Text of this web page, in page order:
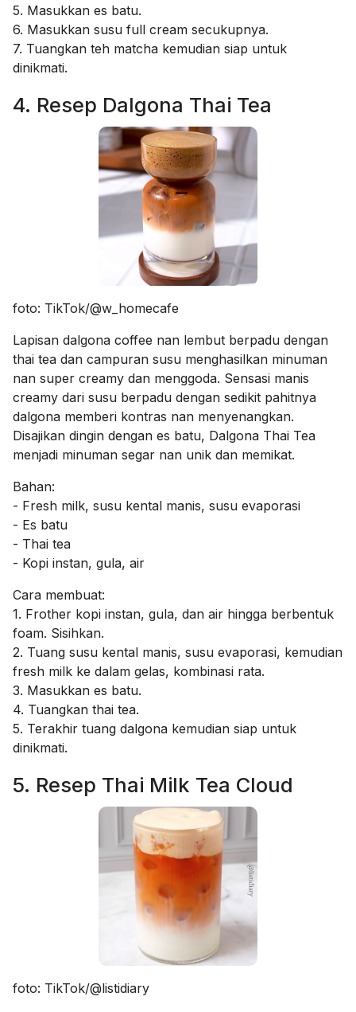
5. Masukkan es batu.
6. Masukkan susu full cream secukupnya.
7. Tuangkan teh matcha kemudian siap untuk
dinikmati.
4. Resep Dalgona Thai Tea
foto: TikTok/@w_homecafe
Lapisan dalgona coffee nan lembut berpadu dengan
thai tea dan campuran susu menghasilkan minuman
nan super creamy dan menggoda. Sensasi manis
creamy dari susu berpadu dengan sedikit pahitnya
dalgona memberi kontras nan menyenangkan.
Disajikan dingin dengan es batu, Dalgona Thai Tea
menjadi minuman segar nan unik dan memikat.
Bahan:
- Fresh milk, susu kental manis, susu evaporasi
- Es batu
- Thai tea
- Kopi instan, gula, air
Cara membuat:
1. Frother kopi instan, gula, dan air hingga berbentuk
foam. Sisihkan.
2. Tuang susu kental manis, susu evaporasi, kemudian
fresh milk ke dalam gelas, kombinasi rata.
3. Masukkan es batu.
4. Tuangkan thai tea.
5. Terakhir tuang dalgona kemudian siap untuk
dinikmati.
5. Resep Thai Milk Tea Cloud
foto: TikTok/@listidiary